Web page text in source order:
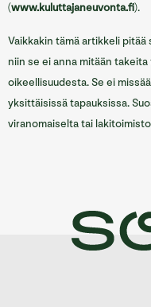
(www.kuluttajaneuvonta.fi).
Vaikkakin tämä artikkeli
niin se ei anna mitään
oikeellisuudesta. Se ei
yksittäisissä tapauksissa.
viranomaiselta tai